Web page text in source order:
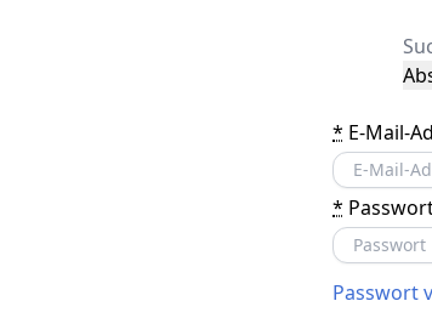
* E-Mail-
*
Passwort